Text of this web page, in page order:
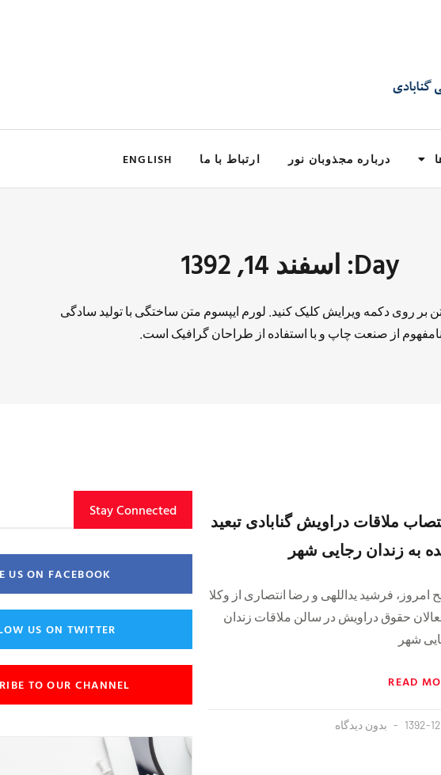
درباره مجذوبان نور ارتباط با ما ENGLISH
Day: اسفند 14, 1392
بر روی دکمه ویرایش کلیک کنید. لورم ایپسوم متن ساختگی با تولید سادگی
نامفهوم از صنعت چاپ و با استفاده از طراحان گرافیک است.
ملاقات دراویش گنابادی تبعید
به زندان رجایی شهر
امروز، فرشید یداللهی و رضا انتصاری از وکلا
حقوق دراویش در سالن ملاقات زندان
شهر
READ
1392- بدون دیدگاه
Stay Connected
US ON FACEBOOK
US ON TWITTER
TO OUR CHANNEL